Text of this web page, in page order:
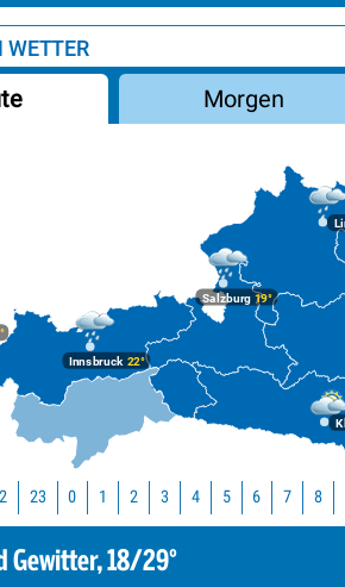
WETTER
Morgen
Innsbruck22°
Salzburg19°
23 0 1 2 3 4 5 6
Gewitter, 18/29°